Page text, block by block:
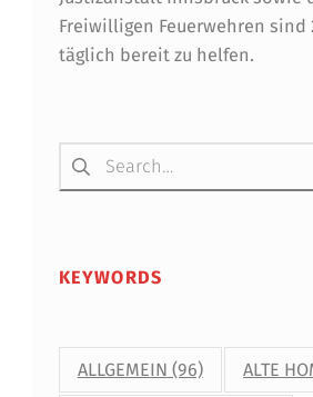
S
G
N
Freiwilligen Feuerwehren sind
täglich bereit zu helfen.
Suchen nach:
KEYWORDS
ALLGEMEIN (96) ALTE